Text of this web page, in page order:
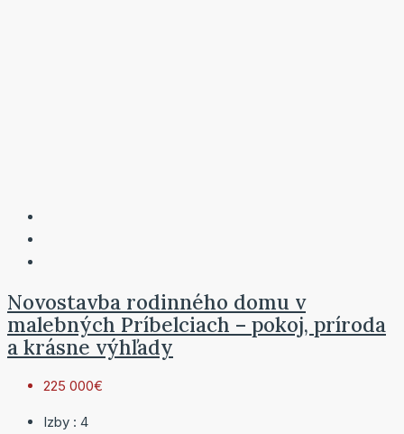
Novostavba rodinného domu v
malebných Príbelciach – pokoj, príroda
a krásne výhľady
225 000€
Izby : 4